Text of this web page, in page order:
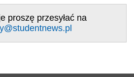
proszę przesyłać na